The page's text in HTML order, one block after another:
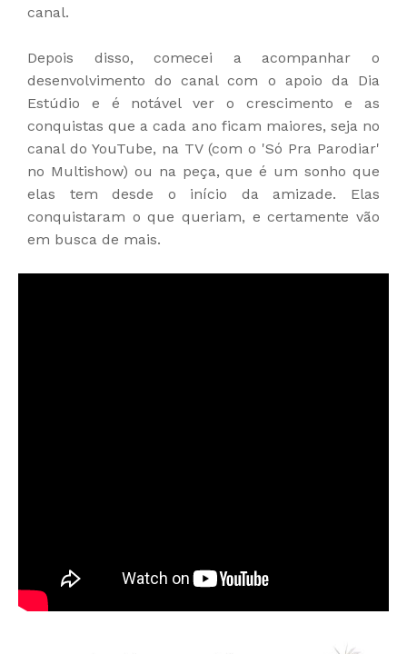
canal.
Depois disso, comecei a acompanhar o
desenvolvimento do canal com o apoio da Dia
Estúdio e é notável ver o crescimento e as
conquistas que a cada ano ficam maiores, seja no
canal do YouTube, na TV (com o 'Só Pra Parodiar'
no Multishow) ou na peça, que é um sonho que
elas tem desde o início da amizade. Elas
conquistaram o que queriam, e certamente vão
em busca de mais.